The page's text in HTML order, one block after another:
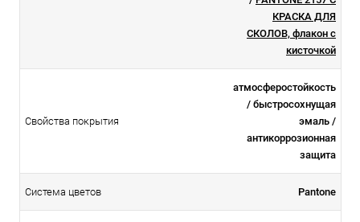
КРАСКА ДЛЯ
СКОЛОВ, флакон с
кисточкой
Свойства покрытия
атмосферостойкоcть
/ быстросохнущая
эмаль /
антикоррозионная
защита
Система цветов Pantone